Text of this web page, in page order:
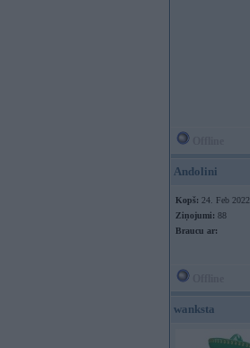
Andolini
Kopš: 24. Feb 2022
Ziņojumi: 88
Braucu ar:
wanksta